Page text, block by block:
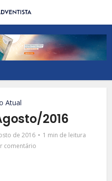
Atual
2016
de 2016
1 min de leitura
comentário